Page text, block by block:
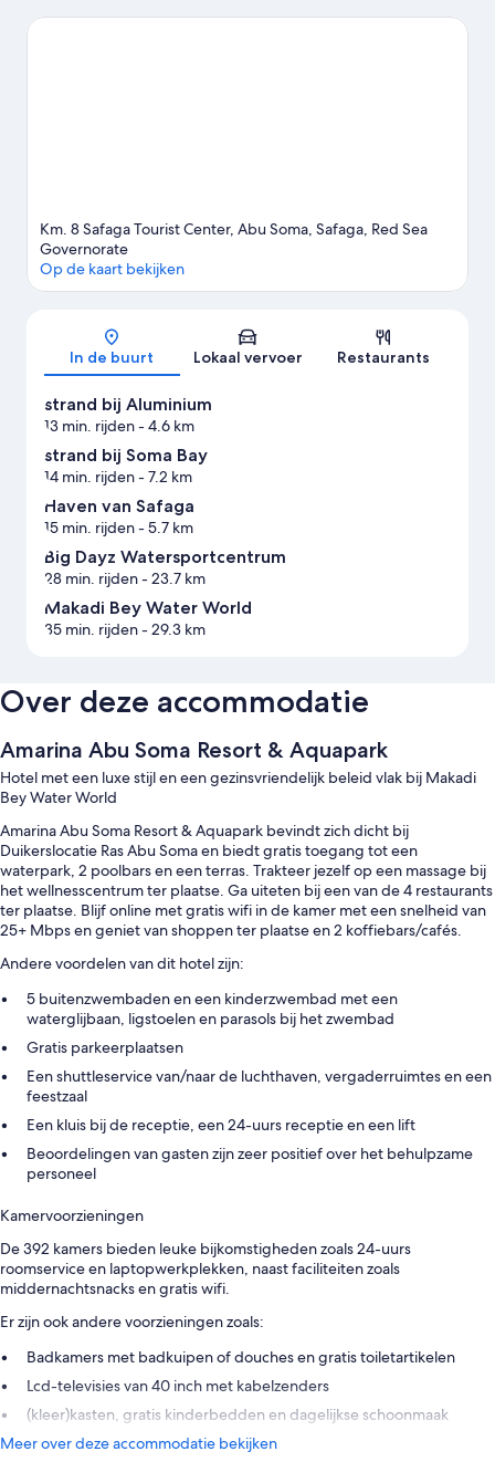
Watersportcentrum en Makadi Bey Water World. Ook Senzo
Km. 8 Safaga Tourist Center, Abu Soma, Safaga, Red Sea
Governorate
Op de kaart bekijken
In de buurt Lokaal vervoer Restaurants
strand bij Aluminium
13 min. rijden- 4.6 km
strand bij Soma Bay
14 min. rijden- 7.2 km
Haven van Safaga
15 min. rijden- 5.7 km
Big Dayz Watersportcentrum
28 min. rijden- 23.7 km
Makadi Bey Water World
35 min. rijden- 29.3 km
Over deze accommodatie
Amarina Abu Soma Resort & Aquapark
Hotel met een luxe stijl en een gezinsvriendelijk beleid vlak bij Makadi
Bey Water World
Amarina Abu Soma Resort & Aquapark bevindt zich dicht bij
Duikerslocatie Ras Abu Soma en biedt gratis toegang tot een
waterpark, 2 poolbars en een terras. Trakteer jezelf op een massage bij
het wellnesscentrum ter plaatse. Ga uiteten bij een van de 4 restaurants
ter plaatse. Blijf online met gratis wifi in de kamer met een snelheid van
25+ Mbps en geniet van shoppen ter plaatse en 2 koffiebars/cafés.
Andere voordelen van dit hotel zijn:
5 buitenzwembaden en een kinderzwembad met een
waterglijbaan, ligstoelen en parasols bij het zwembad
Gratis parkeerplaatsen
Een shuttleservice van/naar de luchthaven, vergaderruimtes en een
feestzaal
Een kluis bij de receptie, een 24-uurs receptie en een lift
Beoordelingen van gasten zijn zeer positief over het behulpzame
personeel
Kamervoorzieningen
De 392 kamers bieden leuke bijkomstigheden zoals 24-uurs
roomservice en laptopwerkplekken, naast faciliteiten zoals
middernachtsnacks en gratis wifi.
Er zijn ook andere voorzieningen zoals:
Badkamers met badkuipen of douches en gratis toiletartikelen
Lcd-televisies van 40 inch met kabelzenders
(kleer)kasten, gratis kinderbedden en dagelijkse schoonmaak
Meer over deze accommodatie bekijken